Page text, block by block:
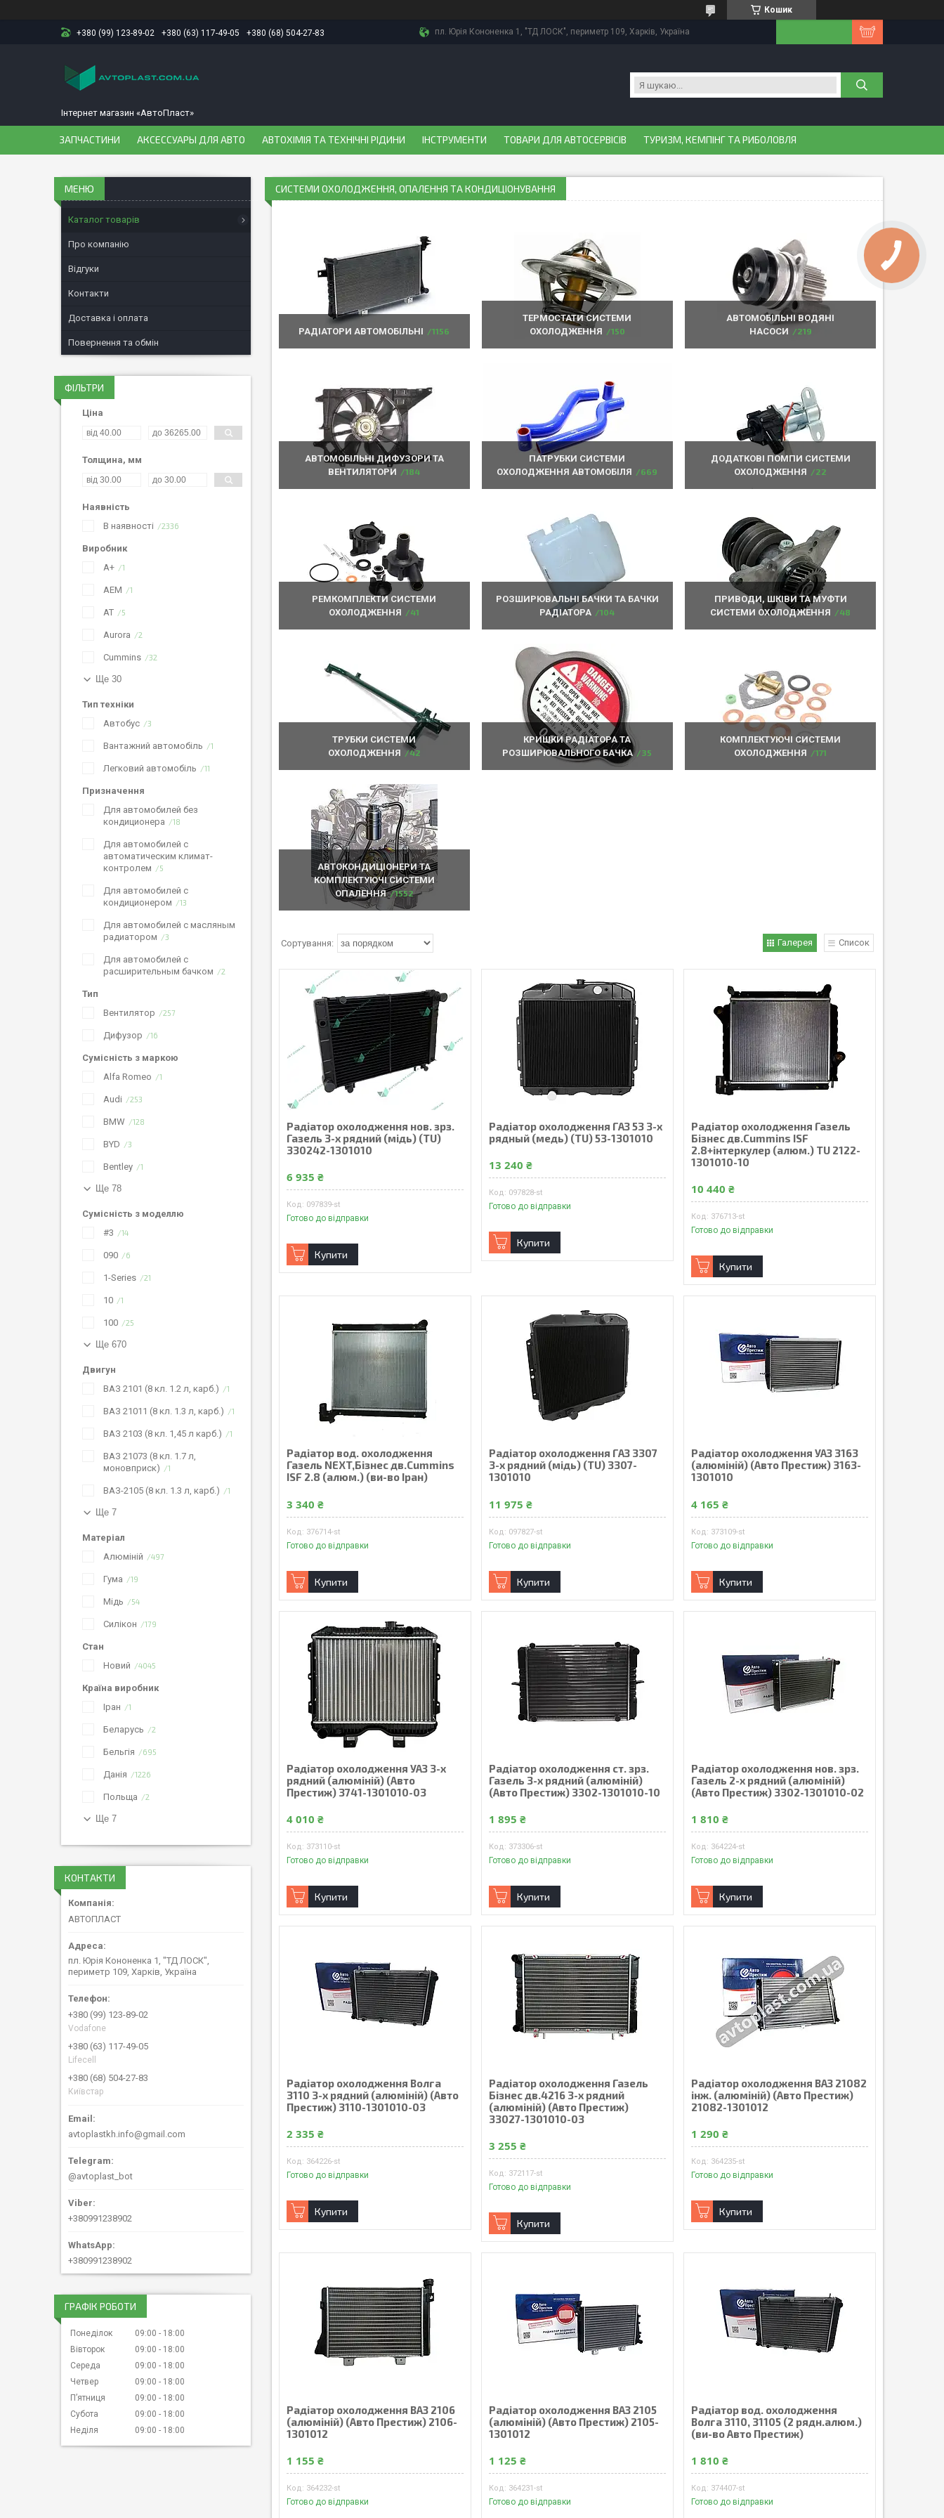
Кошик
+380 (99) 123-89-02 +380 (63) 117-49-05 +380 (68) 504-27-83 пл. Юрія Кононенка 1, "ТД ЛОСК", периметр 109, Харків, Україна
Інтернет магазин «АвтоПласт»
ЗАПЧАСТИНИ АКСЕССУАРЫ ДЛЯ АВТО АВТОХІМІЯ ТА ТЕХНІЧНІ РІДИНИ ІНСТРУМЕНТИ ТОВАРИ ДЛЯ АВТОСЕРВІСІВ ТУРИЗМ, КЕМПІНГ ТА РИБОЛОВЛЯ
СИСТЕМИ ОХОЛОДЖЕННЯ, ОПАЛЕННЯ ТА КОНДИЦІОНУВАННЯ
РАДІАТОРИ АВТОМОБІЛЬНІ 1156
ТЕРМОСТАТИ СИСТЕМИ
ОХОЛОДЖЕННЯ
150
АВТОМОБІЛЬНІ ВОДЯНІ
НАСОСИ
219
АВТОМОБІЛЬНІ ДИФУЗОРИ ТА
ВЕНТИЛЯТОРИ
184
ПАТРУБКИ СИСТЕМИ
ОХОЛОДЖЕННЯ АВТОМОБІЛЯ
669
ДОДАТКОВІ ПОМПИ СИСТЕМИ
ОХОЛОДЖЕННЯ
22
РЕМКОМПЛЕКТИ СИСТЕМИ
ОХОЛОДЖЕННЯ
41
РОЗШИРЮВАЛЬНІ БАЧКИ ТА БАЧКИ
РАДІАТОРА
104
ПРИВОДИ, ШКІВИ ТА МУФТИ
СИСТЕМИ ОХОЛОДЖЕННЯ
48
ТРУБКИ СИСТЕМИ
ОХОЛОДЖЕННЯ
42
КРИШКИ РАДІАТОРА ТА
РОЗШИРЮВАЛЬНОГО БАЧКА
35
КОМПЛЕКТУЮЧІ СИСТЕМИ
ОХОЛОДЖЕННЯ
171
АВТОКОНДИЦІОНЕРИ ТА
КОМПЛЕКТУЮЧІ СИСТЕМИ
ОПАЛЕННЯ
1552
Галерея Список
Радiатор охолодження нов. зрз.
Газель 3-х рядний (мiдь) (TU)
330242-1301010
6 935 ₴
097839-st
Готово до відправки
Купити
Радiатор охолодження ГАЗ 53 3-х
рядный (медь) (TU) 53-1301010
13 240 ₴
097828-st
Готово до відправки
Купити
Радіатор охолодження Газель
Бізнес дв.Cummins ISF
2.8+інтеркулер (алюм.) TU 2122-
1301010-10
10 440 ₴
376713-st
Готово до відправки
Купити
Радіатор вод. охолодження
Газель NEXT,Бізнес дв.Cummins
ISF 2.8 (алюм.) (ви-во Іран)
3 340 ₴
376714-st
Готово до відправки
Купити
Радiатор охолодження ГАЗ 3307
3-х рядний (мiдь) (TU) 3307-
1301010
11 975 ₴
097827-st
Готово до відправки
Купити
Радiатор охолодження УАЗ 3163
(алюмiнiй) (Авто Престиж) 3163-
1301010
4 165 ₴
373109-st
Готово до відправки
Купити
Радiатор охолодження УАЗ 3-х
рядний (алюмiнiй) (Авто
Престиж) 3741-1301010-03
4 010 ₴
373110-st
Готово до відправки
Купити
Радiатор охолодження ст. зрз.
Газель 3-х рядний (алюмiнiй)
(Авто Престиж) 3302-1301010-10
1 895 ₴
373306-st
Готово до відправки
Купити
Радiатор охолодження нов. зрз.
Газель 2-х рядний (алюмiнiй)
(Авто Престиж) 3302-1301010-02
1 810 ₴
364224-st
Готово до відправки
Купити
Радiатор охолодження Волга
3110 3-х рядний (алюмiнiй) (Авто
Престиж) 3110-1301010-03
2 335 ₴
364226-st
Готово до відправки
Купити
Радiатор охолодження Газель
Бiзнес дв.4216 3-х рядний
(алюмiнiй) (Авто Престиж)
33027-1301010-03
3 255 ₴
372117-st
Готово до відправки
Купити
Радiатор охолодження ВАЗ 21082
iнж. (алюмiнiй) (Авто Престиж)
21082-1301012
1 290 ₴
364235-st
Готово до відправки
Купити
Радiатор охолодження ВАЗ 2106
(алюмiнiй) (Авто Престиж) 2106-
1301012
1 155 ₴
364232-st
Готово до відправки
Радiатор охолодження ВАЗ 2105
(алюмiнiй) (Авто Престиж) 2105-
1301012
1 125 ₴
364231-st
Готово до відправки
Радіатор вод. охолодження
Волга 3110, 31105 (2 рядн.алюм.)
(ви-во Авто Престиж)
1 810 ₴
374407-st
Готово до відправки
Каталог товарів
Про компанію
Відгуки
Контакти
Доставка і оплата
Повернення та обмін
ФІЛЬТРИ
Ціна
Толщина, мм
Наявність
В наявності
2336
Виробник
A+
1
AEM 1
AT 5
Aurora 2
Cummins 32
Ще 30
Тип техніки
Автобус
3
Вантажний автомобіль 1
Легковий автомобіль 11
Призначення
Для автомобилей без
кондиционера
18
Для автомобилей с
автоматическим климат-
контролем
5
Для автомобилей с
кондиционером
13
Для автомобилей с масляным
радиатором
3
Для автомобилей с
расширительным бачком
2
Тип
Вентилятор
257
Дифузор 16
Сумісність з маркою
Alfa Romeo
1
Audi 253
BMW 128
BYD 3
Bentley 1
Ще 78
Сумісність з моделлю
#3
14
090 6
1-Series 21
10 1
100 25
Ще 670
Двигун
ВАЗ 2101 (8 кл. 1.2 л, карб.)
1
ВАЗ 21011 (8 кл. 1.3 л, карб.) 1
ВАЗ 2103 (8 кл. 1,45 л карб.) 1
ВАЗ 21073 (8 кл. 1.7 л,
моновприск)
1
ВАЗ-2105 (8 кл. 1.3 л, карб.) 1
Ще 7
Матеріал
Алюміній
497
Гума 19
Мідь 54
Силікон 179
Стан
Новий
4045
Країна виробник
Іран
1
Беларусь 2
Бельгія 695
Данія 1226
Польща 2
Ще 7
КОНТАКТИ
АВТОПЛАСТ
пл. Юрія Кононенка 1, "ТД ЛОСК",
периметр 109, Харків, Україна
+380 (99) 123-89-02
Vodafone
+380 (63) 117-49-05
Lifecell
+380 (68) 504-27-83
Київстар
avtoplastkh.info@gmail.com
@avtoplast_bot
+380991238902
+380991238902
ГРАФІК РОБОТИ
Понеділок 09:00
18:00
Вівторок
09:00
18:00
Середа
09:00
18:00
Четвер
09:00
18:00
Пʼятниця
09:00
18:00
Субота
09:00
18:00
Неділя
09:00 18:00